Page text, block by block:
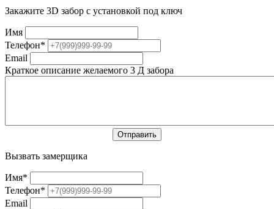
Закажите 3D забор с установкой под ключ
Имя
Телефон*
Email
Краткое описание желаемого 3 Д забора
Вызвать замерщика
Имя*
Телефон*
Email